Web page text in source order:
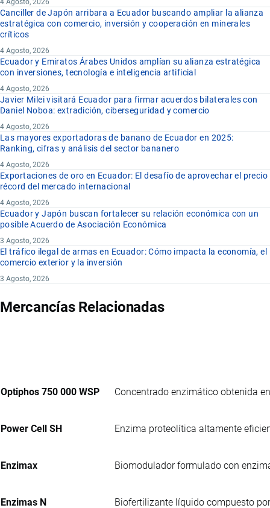
4 Agosto, 2026
Canciller de Japón arribara a Ecuador buscando ampliar la alianza
estratégica con comercio, inversión y cooperación en minerales
críticos
4 Agosto, 2026
Ecuador y Emiratos Árabes Unidos amplían su alianza estratégica
con inversiones, tecnología e inteligencia artificial
4 Agosto, 2026
Javier Milei visitará Ecuador para firmar acuerdos bilaterales con
Daniel Noboa: extradición, ciberseguridad y comercio
4 Agosto, 2026
Las mayores exportadoras de banano de Ecuador en 2025:
Ranking, cifras y análisis del sector bananero
4 Agosto, 2026
Exportaciones de oro en Ecuador: El desafío de aprovechar el precio
récord del mercado internacional
4 Agosto, 2026
Ecuador y Japón buscan fortalecer su relación económica con un
posible Acuerdo de Asociación Económica
3 Agosto, 2026
El tráfico ilegal de armas en Ecuador: Cómo impacta la economía, el
comercio exterior y la inversión
3 Agosto, 2026
Mercancías Relacionadas
Optiphos 750 000 WSP Concentrado enzimático obtenida
Power Cell SH Enzima proteolítica altamente
Enzimax Biomodulador formulado con
Enzimas N Biofertilizante líquido compuesto